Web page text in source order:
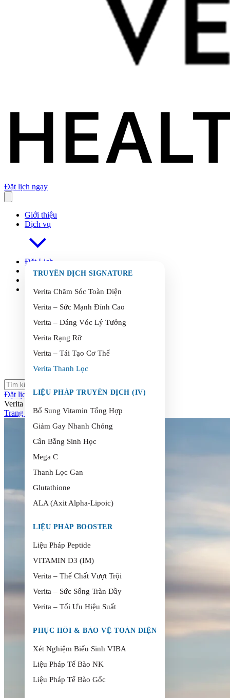
Đặt lịch ngay
Giới thiệu
Dịch vụ
TRUYỀN DỊCH SIGNATURE
Verita Chăm Sóc Toàn Diện
Verita – Sức Mạnh Đỉnh Cao
Verita – Dáng Vóc Lý Tưởng
Verita Rạng Rỡ
Verita – Tái Tạo Cơ Thể
Verita Thanh Lọc
LIỆU PHÁP TRUYỀN DỊCH (IV)
Bổ Sung Vitamin Tổng Hợp
Giảm Gay Nhanh Chóng
Cân Bằng Sinh Học
Mega C
Thanh Lọc Gan
Glutathione
ALA (Axit Alpha-Lipoic)
LIỆU PHÁP BOOSTER
Liệu Pháp Peptide
VITAMIN D3 (IM)
Verita – Thể Chất Vượt Trội
Verita – Sức Sống Tràn Đầy
Verita – Tối Ưu Hiệu Suất
PHỤC HỒI & BẢO VỆ TOÀN DIỆN
Xét Nghiệm Biểu Sinh VIBA
Liệu Pháp Tế Bào NK
Liệu Pháp Tế Bào Gốc
Đặt Lịch
FAQs
Liên Hệ
Đặt lịch ngay
Verita Thanh Lọc
Trang chủ>Verita Thanh Lọc